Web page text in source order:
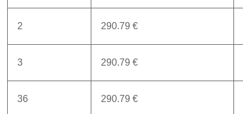
2 290.79 €
3 290.79 €
36 290.79 €